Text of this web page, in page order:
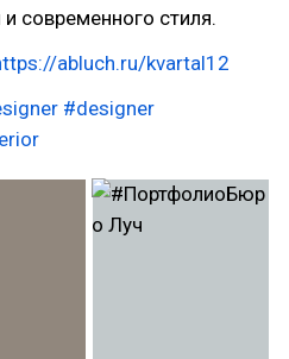
и современного стиля.
abluch.ru/kvartal12
#designer